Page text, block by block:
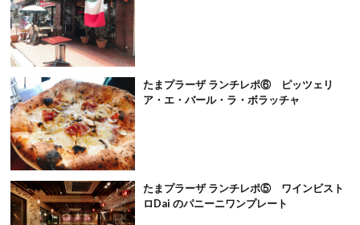
たまプラーザ ランチレポ⑥ ピッツェリ
ア・エ・バール・ラ・ボラッチャ
たまプラーザ ランチレポ⑤ ワインビスト
ロDai のパニーニワンプレート